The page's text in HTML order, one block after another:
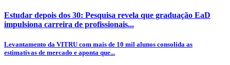
Estudar depois dos 30: Pesquisa revela que graduação EaD
impulsiona carreira de profissionais...
Levantamento da VITRU com mais de 10 mil alunos consolida as
estimativas de mercado e aponta que...